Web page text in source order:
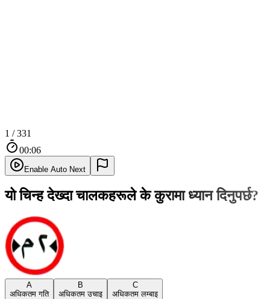
1 /331
00:07
Enable Auto Next
यो चिन्ह देख्दा चालकहरूले के कुरामा ध्यान दिनुपर्छ?
A
अधिकतम गति
B
अधिकतम उचाइ
C
अधिकतम लम्बाइ